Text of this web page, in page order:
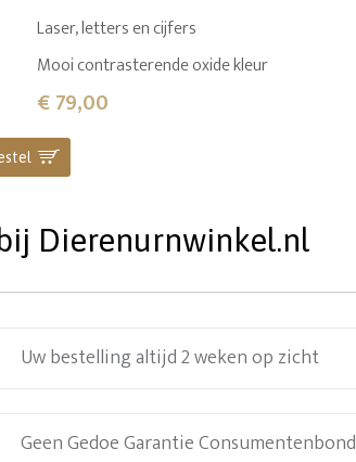
Laser, letters en cijfers
Mooi contrasterende oxide kleur
€ 79,00
Dierenurnwinkel.nl
Uw bestelling altijd 2 weken op zicht
Geen Gedoe Garantie Consumentenbond